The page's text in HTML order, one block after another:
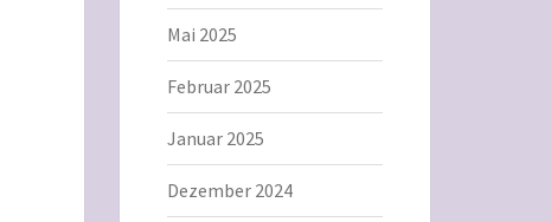
Mai 2025
Februar 2025
Januar 2025
Dezember 2024